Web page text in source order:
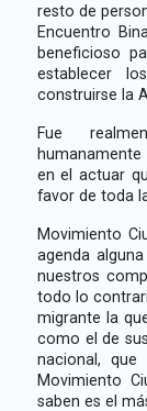
resto de
Encuentro
beneficioso
establecer
construirse la
Fue
en el actuar
favor de toda
Movimiento
agenda
nuestros
todo lo
migrante la
como el de
nacional,
Movimiento
saben es el